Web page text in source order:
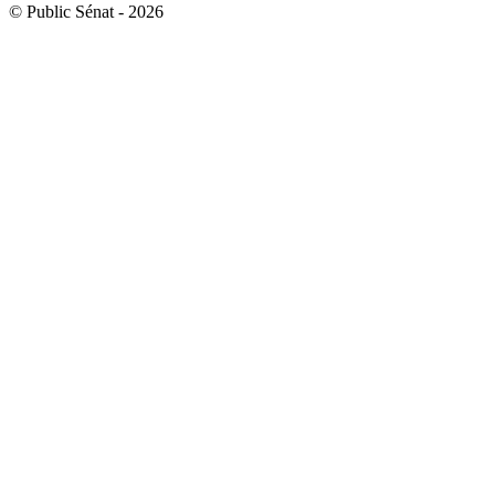
© Public Sénat - 2026